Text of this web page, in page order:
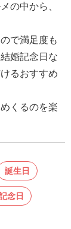
の中から、
で満足度も
婚記念日な
るおすすめ
くるのを楽
誕生日
念日